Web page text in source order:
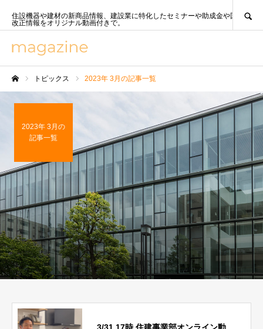
住設機器や建材の新商品情報、建設業に特化したセミナーや助成金や国策、法
改正情報をオリジナル動画付きで。
トピックス 2023年 3月の記事一覧
2023年 3月の
記事一覧
3/31 17時 住建事業部オンライン動